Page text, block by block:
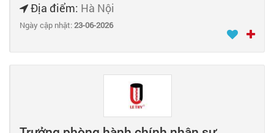
Địa điểm: Hà Nội
Ngày cập nhật:23-06-2026